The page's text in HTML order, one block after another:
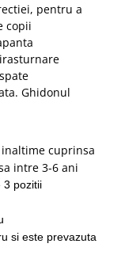
pentru a
copii
Ghidonul
cuprinsa
intre 3-6 ani
3 pozitii
si este prevazuta